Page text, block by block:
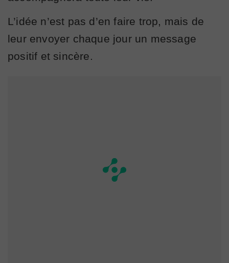
L’idée n’est pas d’en faire trop, mais de
leur envoyer chaque jour un message
positif et sincère.